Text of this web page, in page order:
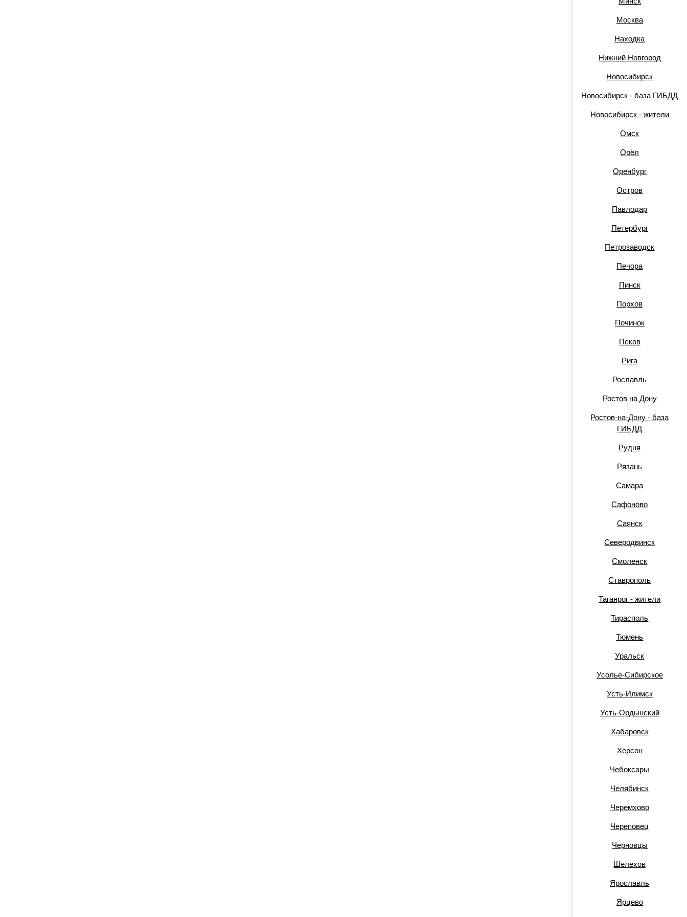
Москва
Находка
Нижний Новгород
Новосибирск
Новосибирск - база ГИБДД
Новосибирск - жители
Омск
Орёл
Оренбург
Остров
Павлодар
Петербург
Петрозаводск
Печора
Пинск
Порхов
Починок
Псков
Рига
Рославль
Ростов на Дону
Ростов-на-Дону - база
ГИБДД
Рудня
Рязань
Самара
Сафоново
Саянск
Северодвинск
Смоленск
Ставрополь
Таганрог - жители
Тирасполь
Тюмень
Уральск
Усолье-Сибирское
Усть-Илимск
Усть-Ордынский
Хабаровск
Херсон
Чебоксары
Челябинск
Черемхово
Череповец
Черновцы
Шелехов
Ярославль
Ярцево